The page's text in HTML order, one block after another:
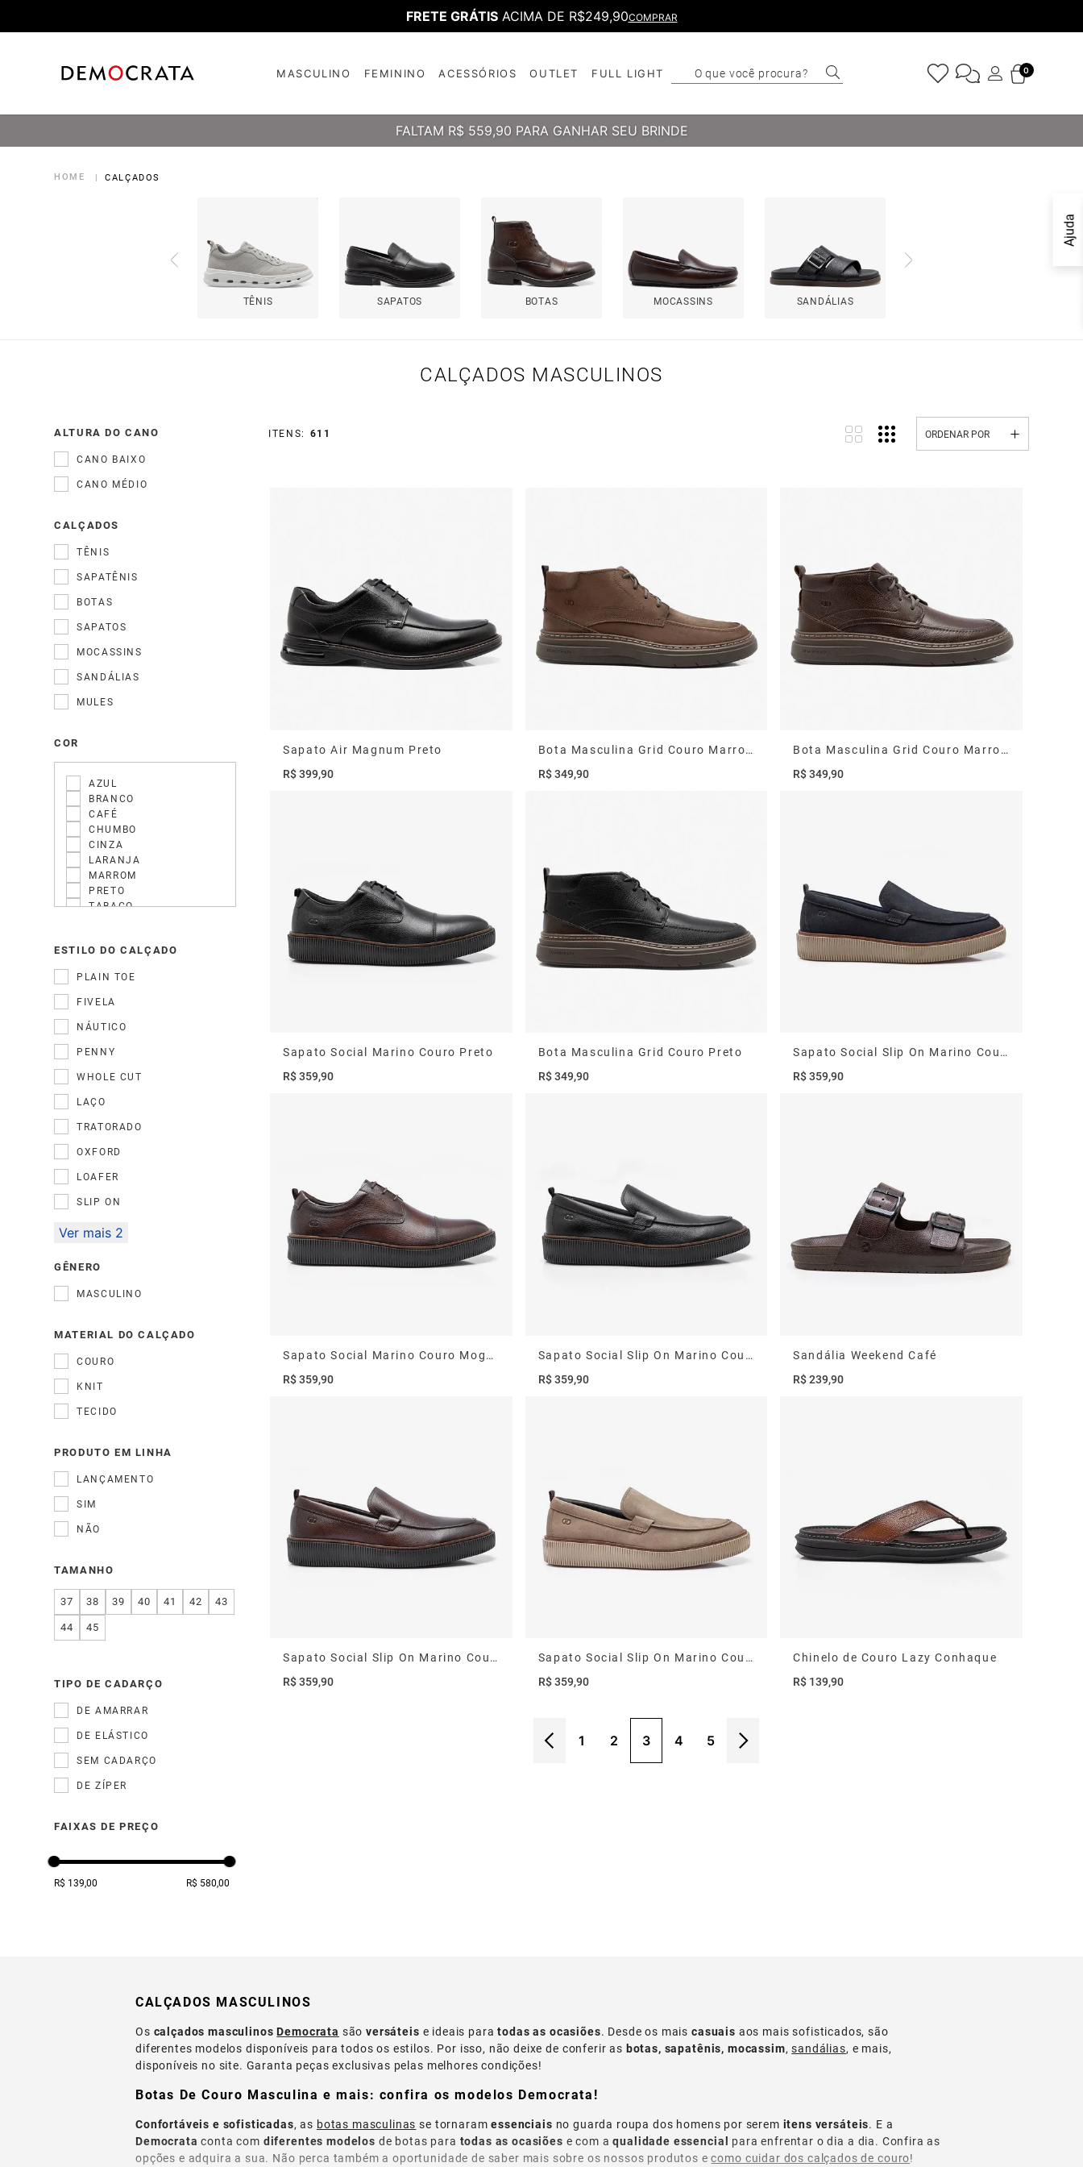
FRETE GRÁTISACIMA DE R$249,90COMPRAR
MASCULINO FEMININO ACESSÓRIOS OUTLET FULL LIGHT O que você procura?
TERMOS MAIS
Bota
0
FALTAM R$ 559,90 PARA GANHAR SEU BRINDE
Ajuda
CALÇADOS
TÊNIS SAPATOS BOTAS MOCASSINS SANDÁLIAS
CALÇADOS MASCULINOS
ALTURA DO CANO
CANO BAIXO
CANO MÉDIO
CALÇADOS
TÊNIS
SAPATÊNIS
BOTAS
SAPATOS
MOCASSINS
SANDÁLIAS
MULES
COR
AZUL
BRANCO
CAFÉ
CHUMBO
CINZA
LARANJA
MARROM
PRETO
TABACO
Ver mais 3
ESTILO DO CALÇADO
PLAIN TOE
FIVELA
NÁUTICO
PENNY
WHOLE CUT
LAÇO
TRATORADO
OXFORD
LOAFER
SLIP ON
Ver mais 2
GÊNERO
MASCULINO
MATERIAL DO CALÇADO
COURO
KNIT
TECIDO
PRODUTO EM LINHA
LANÇAMENTO
SIM
NÃO
TAMANHO
37 38 39 40 41 42 43
44 45
TIPO DE CADARÇO
DE AMARRAR
DE ELÁSTICO
SEM CADARÇO
DE ZÍPER
FAIXAS DE PREÇO
R$ 139,00 R$ 580,00
611 ORDENAR POR
Sapato Air Magnum Preto
R$ 399,90
Bota Masculina Grid Couro Marrom
R$ 349,90
Bota Masculina Grid Couro Marrom
R$ 349,90
Sapato Social Marino Couro Preto
R$ 359,90
Bota Masculina Grid Couro Preto
R$ 349,90
Sapato Social Slip On Marino Couro Navy
R$ 359,90
Sapato Social Marino Couro Mogno
R$ 359,90
Sapato Social Slip On Marino Couro Preto
R$ 359,90
Sandália Weekend Café
R$ 239,90
Sapato Social Slip On Marino Couro Mogno
R$ 359,90
Sapato Social Slip On Marino Couro Bege
R$ 359,90
Chinelo de Couro Lazy Conhaque
R$ 139,90
1 2 3 4 5
CALÇADOS MASCULINOS
Os calçados masculinosDemocrata sãoversáteis e ideais paratodas as ocasiões. Desde os maiscasuais aos mais sofisticados, são
diferentes modelos disponíveis para todos os estilos. Por isso, não deixe de conferir as botas, sapatênis, mocassim,sandálias, e mais,
disponíveis no site. Garanta peças exclusivas pelas melhores condições!
Botas De Couro Masculina e mais: confira os modelos Democrata!
Confortáveis e sofisticadas, as botas masculinas se tornaramessenciais no guarda roupa dos homens por serem itens versáteis. E a
Democrata conta com diferentes modelos de botas para todas as ocasiões e com aqualidade essencial para enfrentar o dia a dia. Confira as
opções e adquira a sua. Não perca também a oportunidade de saber mais sobre os nossos produtos ecomo cuidar dos calçados de couro!